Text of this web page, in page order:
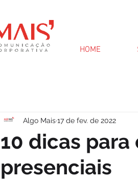
HOME
10 dicas para
presenciais
Algo Mais17 de fev. de 2022